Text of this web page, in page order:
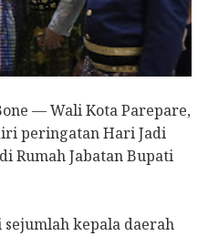
— Wali Kota Parepare,
peringatan Hari Jadi
Rumah Jabatan Bupati
kepala daerah